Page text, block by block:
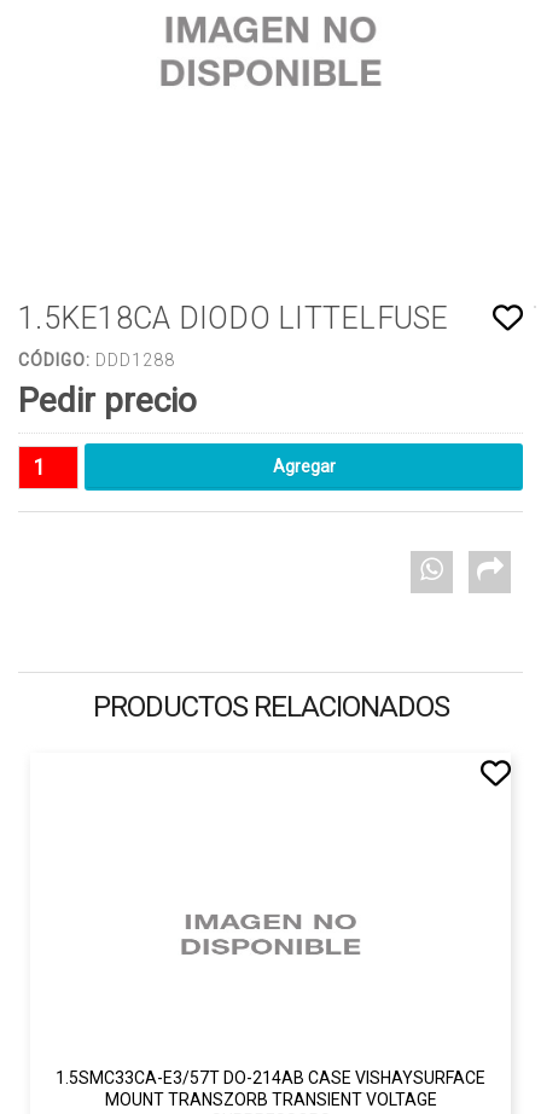
1.5KE18CA DIODO LITTELFUSE
CÓDIGO: DDD1288
Pedir precio
PRODUCTOS RELACIONADOS
1.5SMC33CA-E3/57T DO-214AB CASE VISHAYSURFACE
MOUNT TRANSZORB TRANSIENT VOLTAGE